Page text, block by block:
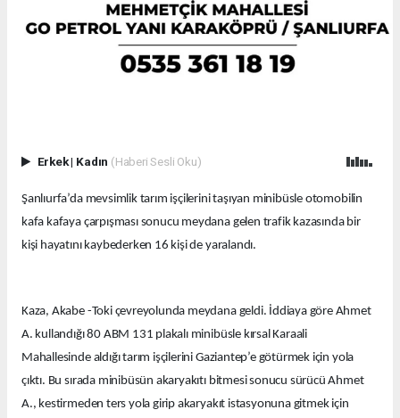
Erkek| Kadın (Haberi Sesli Oku)
Şanlıurfa’da mevsimlik tarım işçilerini taşıyan minibüsle otomobilin
kafa kafaya çarpışması sonucu meydana gelen trafik kazasında bir
kişi hayatını kaybederken 16 kişi de yaralandı.
Kaza, Akabe -Toki çevreyolunda meydana geldi. İddiaya göre Ahmet
A. kullandığı 80 ABM 131 plakalı minibüsle kırsal Karaali
Mahallesinde aldığı tarım işçilerini Gaziantep’e götürmek için yola
çıktı. Bu sırada minibüsün akaryakıtı bitmesi sonucu sürücü Ahmet
A., kestirmeden ters yola girip akaryakıt istasyonuna gitmek için